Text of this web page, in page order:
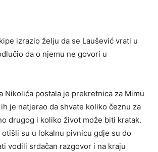
izrazio želju da se Laušević vrati u
da o njemu ne govori u
Nikolića postala je prekretnica za Mimu
je natjerao da shvate koliko čeznu za
drugog i koliko život može biti kratak.
otišli su u lokalnu pivnicu gdje su do
vodili srdačan razgovor i na kraju